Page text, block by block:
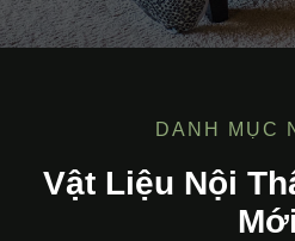
DANH MỤC
Vật Liệu Nội
Mới